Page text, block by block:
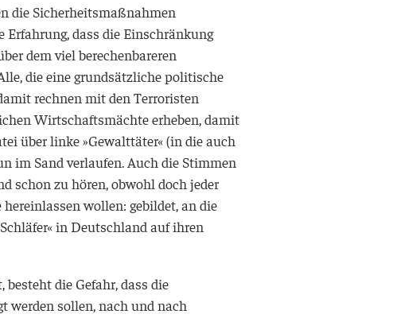
die Sicherheitsmaßnahmen
dass die Einschränkung
dem viel berechenbareren
die eine grundsätzliche politische
rechnen mit den Terroristen
Wirtschaftsmächte erheben, damit
über linke »Gewalttäter« (in die auch
im Sand verlaufen. Auch die Stimmen
schon zu hören, obwohl doch jeder
wollen: gebildet, an die
in Deutschland auf ihren
die Gefahr, dass die
werden sollen, nach und nach